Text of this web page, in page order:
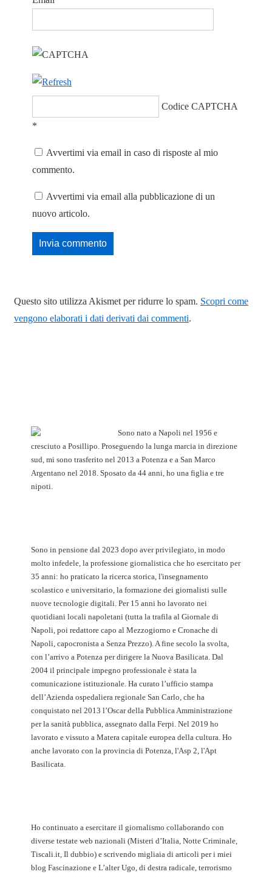
Codice CAPTCHA
*
Avvertimi via email in caso di risposte al mio
commento.
Avvertimi via email alla pubblicazione di un
nuovo articolo.
Questo sito utilizza Akismet per ridurre lo spam. Scopri come
vengono elaborati i dati derivati dai commenti.
Sono nato a Napoli nel 1956 e
cresciuto a Posillipo. Proseguendo la lunga marcia in direzione
sud, mi sono trasferito nel 2013 a Potenza e a San Marco
Argentano nel 2018. Sposato da 44 anni, ho una figlia e tre
nipoti.
Sono in pensione dal 2023 dopo aver privilegiato, in modo
molto infedele, la professione giornalistica che ho esercitato per
35 anni: ho praticato la ricerca storica, l'insegnamento
scolastico e universitario, la formazione dei giornalisti sulle
nuove tecnologie digitali. Per 15 anni ho lavorato nei
quotidiani locali napoletani (tutta la trafila al Giornale di
Napoli, poi redattore capo al Mezzogiorno e Cronache di
Napoli, capocronista a Senza Prezzo). A fine secolo la svolta,
con l’arrivo a Potenza per dirigere la Nuova Basilicata. Dal
2004 il principale impegno professionale è stata la
comunicazione istituzionale. Ha curato l’ufficio stampa
dell’Azienda ospedaliera regionale San Carlo, che ha
conquistato nel 2013 l’Oscar della Pubblica Amministrazione
per la sanità pubblica, assegnato dalla Ferpi. Nel 2019 ho
lavorato e vissuto a Matera capitale europea della cultura. Ho
anche lavorato con la provincia di Potenza, l'Asp 2, l'Apt
Basilicata.
Ho continuato a esercitare il giornalismo collaborando con
diverse testate web nazionali (Misteri d’Italia, Notte Criminale,
Tiscali.it, Il dubbio) e scrivendo migliaia di articoli per i miei
blog Fascinazione e L’alter Ugo, di destra radicale, terrorismo